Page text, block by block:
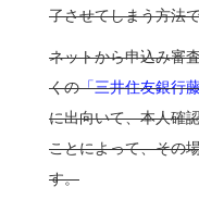
了させてしまう方法
ネットから申込み審
くの「三井住友銀行
に出向いて、本人確
ことによって、その
す。